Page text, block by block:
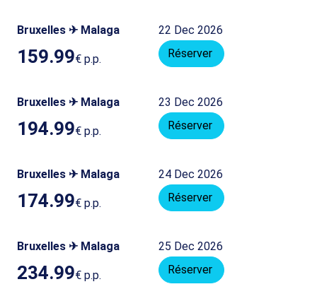
Bruxelles ✈ Malaga 22 Dec 2026
159.99€ p.p. Réserver
Bruxelles ✈ Malaga 23 Dec 2026
194.99€ p.p. Réserver
Bruxelles ✈ Malaga 24 Dec 2026
174.99€ p.p. Réserver
Bruxelles ✈ Malaga 25 Dec 2026
234.99€ p.p. Réserver